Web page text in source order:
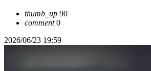
thumb_up 90
comment0
2026/06/23 19:59